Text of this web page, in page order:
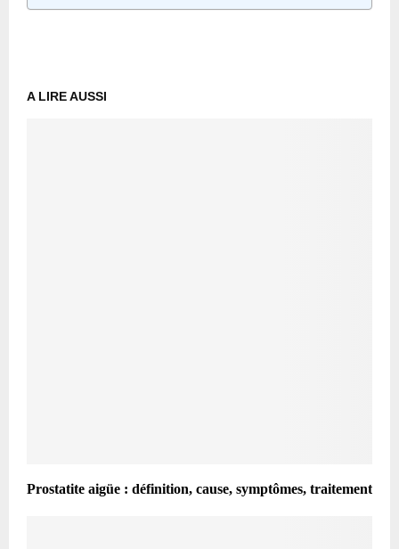
A LIRE AUSSI
Prostatite aigüe : définition, cause, symptômes, traitement